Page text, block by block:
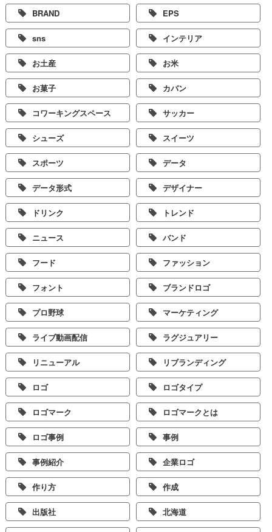
BRAND EPS
sns インテリア
お土産 お米
お菓子 カバン
コワーキングスペース サッカー
シューズ スイーツ
スポーツ データ
データ形式 デザイナー
ドリンク トレンド
ニュース バンド
フード ファッション
フォント ブランドロゴ
プロ野球 マーケティング
ライブ動画配信 ラグジュアリー
リニューアル リブランディング
ロゴ ロゴタイプ
ロゴマーク ロゴマークとは
ロゴ事例 事例
事例紹介 企業ロゴ
作り方 作成
出版社 北海道